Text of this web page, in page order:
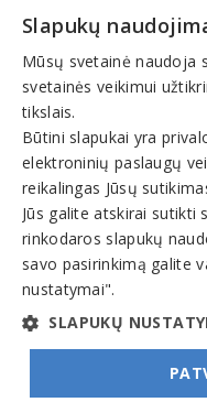
3 224,02 € (2026 m. 06
Apyvarta:
972 232 €, pelnas po
Veiklos sritys
Elektroninė prekyba,
Sporto, turizmo prekės,
© INFOMINTA, UAB. Visos
Slapukų
Mūsų svetainė naudoja
svetainės veikimui
tikslais.
Būtini slapukai yra
elektroninių paslaugų
reikalingas Jūsų
Jūs galite atskirai
rinkodaros slapukų
savo pasirinkimą galite
nustatymai".
SLAPUKŲ